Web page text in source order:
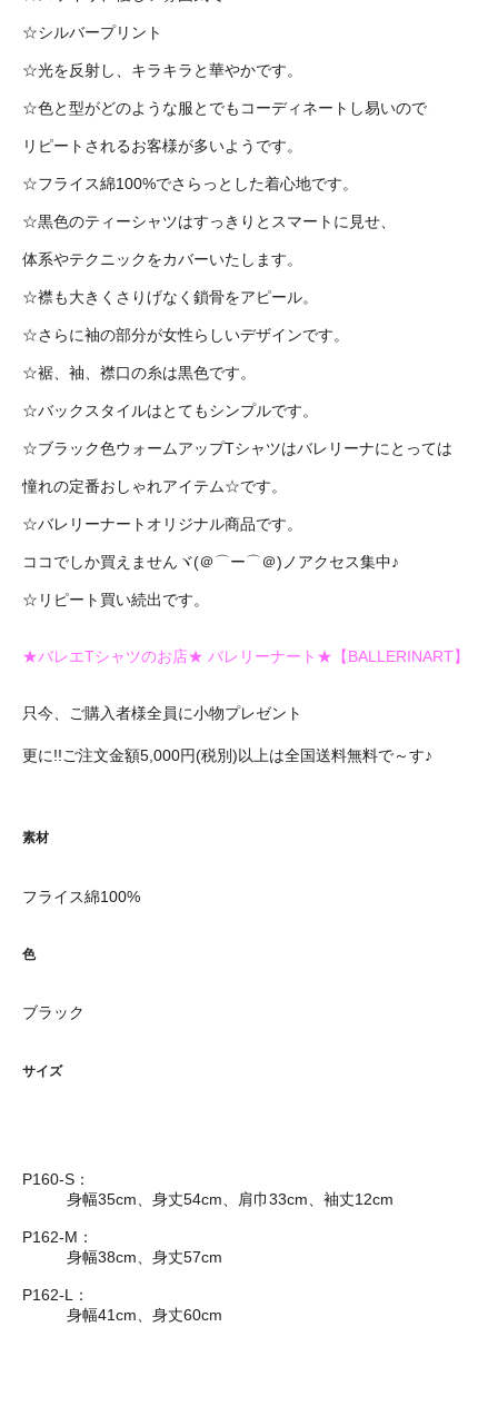
☆シルバープリント
☆光を反射し、キラキラと華やかです。
☆色と型がどのような服とでもコーディネートし易いので
リピートされるお客様が多いようです。
☆フライス綿100%でさらっとした着心地です。
☆黒色のティーシャツはすっきりとスマートに見せ、
体系やテクニックをカバーいたします。
☆襟も大きくさりげなく鎖骨をアピール。
☆さらに袖の部分が女性らしいデザインです。
☆裾、袖、襟口の糸は黒色です。
☆バックスタイルはとてもシンプルです。
☆ブラック色ウォームアップTシャツはバレリーナにとっては
憧れの定番おしゃれアイテム☆です。
☆バレリーナートオリジナル商品です。
ココでしか買えませんヾ(＠⌒ー⌒＠)ノアクセス集中♪
☆リピート買い続出です。
★バレエTシャツのお店★ バレリーナート★【BALLERINART】
只今、ご購入者様全員に小物プレゼント
更に!!ご注文金額5,000円(税別)以上は全国送料無料で～す♪
素材
フライス綿100%
色
ブラック
サイズ
P160-S：
身幅35cm、身丈54cm、肩巾33cm、袖丈12cm
P162-M：
身幅38cm、身丈57cm
P162-L：
身幅41cm、身丈60cm